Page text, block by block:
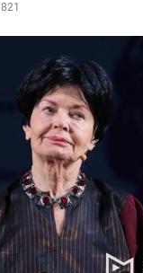
821